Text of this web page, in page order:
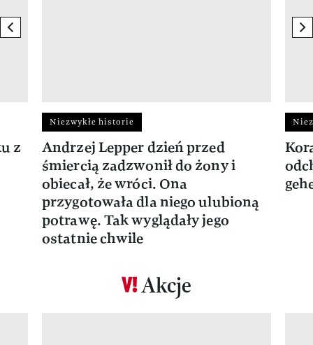
previous element
z
Niezwykłe historie
Andrzej Lepper dzień przed
śmiercią zadzwonił do żony i
obiecał, że wróci. Ona
przygotowała dla niego ulubioną
potrawę. Tak wyglądały jego
ostatnie chwile
Akcje